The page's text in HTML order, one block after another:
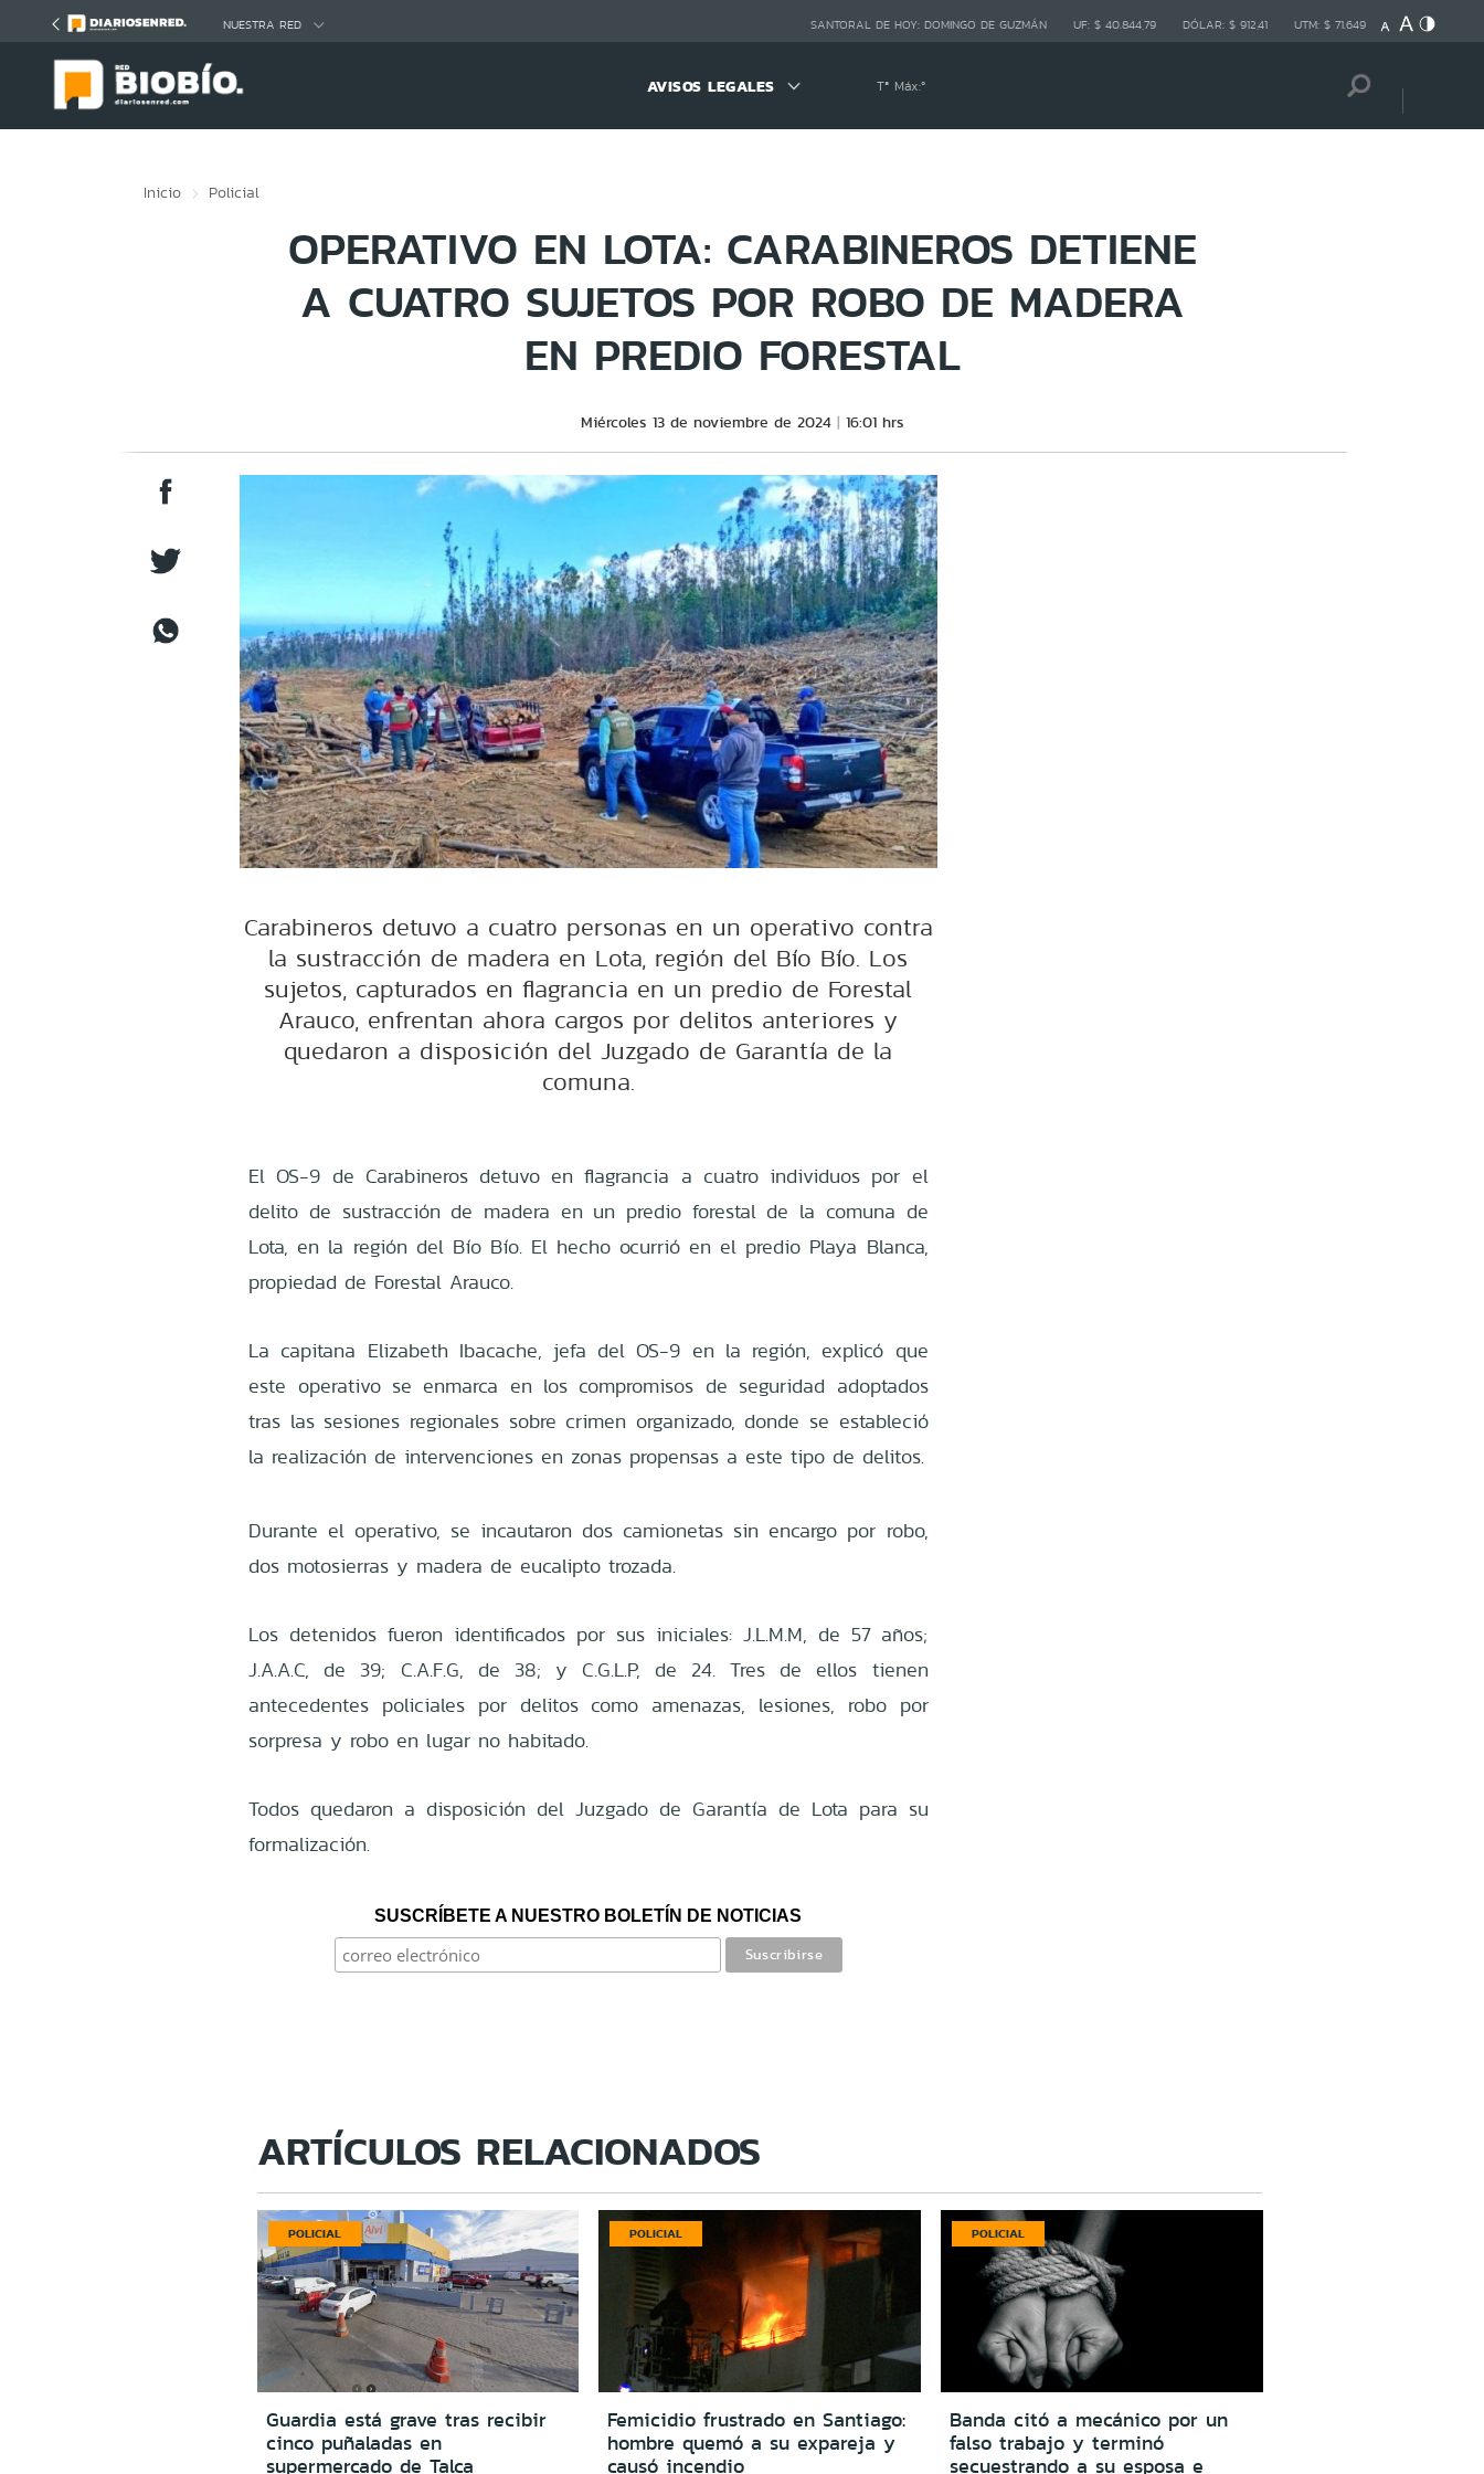
NUESTRA RED SANTORAL DE HOY: DOMINGO DE GUZMÁN UF: $ 40.844,79 DÓLAR: $ 912,41 UTM: $ 71.649
AVISOS LEGALES Tª Máx:º
Inicio Policial
OPERATIVO EN LOTA: CARABINEROS DETIENE
A CUATRO SUJETOS POR ROBO DE MADERA
EN PREDIO FORESTAL
Miércoles 13 de noviembre de 2024 16:01 hrs
Carabineros detuvo a cuatro personas en un operativo contra
la sustracción de madera en Lota, región del Bío Bío. Los
sujetos, capturados en flagrancia en un predio de Forestal
Arauco, enfrentan ahora cargos por delitos anteriores y
quedaron a disposición del Juzgado de Garantía de la
comuna.
El OS-9 de Carabineros detuvo en flagrancia a cuatro individuos por el
delito de sustracción de madera en un predio forestal de la comuna de
Lota, en la región del Bío Bío. El hecho ocurrió en el predio Playa Blanca,
propiedad de Forestal Arauco.
La capitana Elizabeth Ibacache, jefa del OS-9 en la región, explicó que
este operativo se enmarca en los compromisos de seguridad adoptados
tras las sesiones regionales sobre crimen organizado, donde se estableció
la realización de intervenciones en zonas propensas a este tipo de delitos.
Durante el operativo, se incautaron dos camionetas sin encargo por robo,
dos motosierras y madera de eucalipto trozada.
Los detenidos fueron identificados por sus iniciales: J.L.M.M, de 57 años;
J.A.A.C, de 39; C.A.F.G, de 38; y C.G.L.P, de 24. Tres de ellos tienen
antecedentes policiales por delitos como amenazas, lesiones, robo por
sorpresa y robo en lugar no habitado.
Todos quedaron a disposición del Juzgado de Garantía de Lota para su
formalización.
SUSCRÍBETE A NUESTRO BOLETÍN DE NOTICIAS
ARTÍCULOS RELACIONADOS
POLICIAL
Guardia está grave tras recibir
cinco puñaladas en
supermercado de Talca
POLICIAL
Femicidio frustrado en Santiago:
hombre quemó a su expareja y
causó incendio
POLICIAL
Banda citó a mecánico por un
falso trabajo y terminó
secuestrando a su esposa e